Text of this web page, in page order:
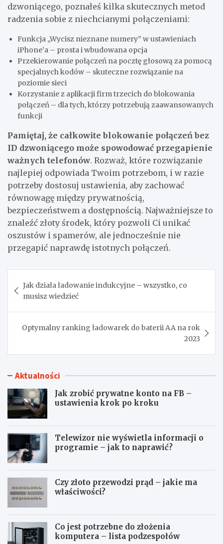
dzwoniącego, poznałeś kilka skutecznych metod
radzenia sobie z niechcianymi połączeniami:
Funkcja „Wycisz nieznane numery” w ustawieniach
iPhone’a – prosta i wbudowana opcja
Przekierowanie połączeń na pocztę głosową za pomocą
specjalnych kodów – skuteczne rozwiązanie na
poziomie sieci
Korzystanie z aplikacji firm trzecich do blokowania
połączeń – dla tych, którzy potrzebują zaawansowanych
funkcji
Pamiętaj, że całkowite blokowanie połączeń bez
ID dzwoniącego może spowodować przegapienie
ważnych telefonów. Rozważ, które rozwiązanie
najlepiej odpowiada Twoim potrzebom, i w razie
potrzeby dostosuj ustawienia, aby zachować
równowagę między prywatnością,
bezpieczeństwem a dostępnością. Najważniejsze to
znaleźć złoty środek, który pozwoli Ci unikać
oszustów i spamerów, ale jednocześnie nie
przegapić naprawdę istotnych połączeń.
wpisu
Jak działa ładowanie indukcyjne – wszystko, co
musisz wiedzieć
Optymalny ranking ładowarek do baterii AA na rok
2023
Aktualności
Jak zrobić prywatne konto na FB –
ustawienia krok po kroku
Telewizor nie wyświetla informacji o
programie – jak to naprawić?
Czy złoto przewodzi prąd – jakie ma
właściwości?
Co jest potrzebne do złożenia
komputera – lista podzespołów